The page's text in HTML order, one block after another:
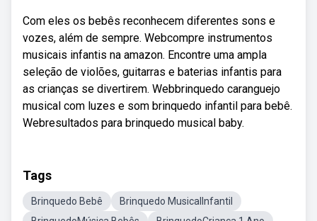
Com eles os bebês reconhecem diferentes sons e
vozes, além de sempre. Webcompre instrumentos
musicais infantis na amazon. Encontre uma ampla
seleção de violões, guitarras e baterias infantis para
as crianças se divertirem. Webbrinquedo caranguejo
musical com luzes e som brinquedo infantil para bebê.
Webresultados para brinquedo musical baby.
Tags
Brinquedo Bebê
Brinquedo MusicalInfantil